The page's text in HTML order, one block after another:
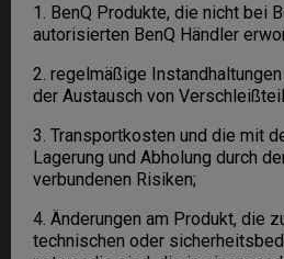
1. BenQ Produkte, die nicht bei
autorisierten BenQ Händler
2. regelmäßige
der Austausch von
3. Transportkosten und die mit
Lagerung und Abholung durch
verbundenen Risiken;
4. Änderungen am Produkt, die
technischen oder